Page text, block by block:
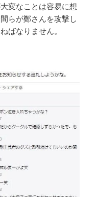
変なことは容易に想
らが鄭さんを攻撃し
ばなりません。